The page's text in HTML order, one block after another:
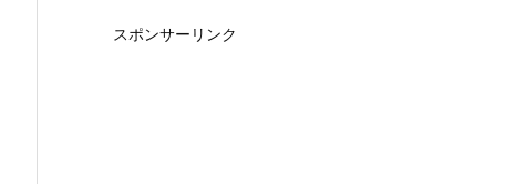
スポンサーリンク